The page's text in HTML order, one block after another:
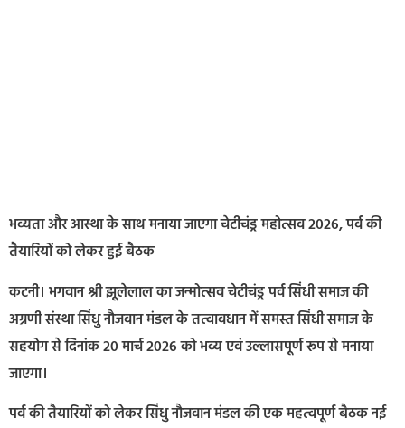
भव्यता और आस्था के साथ मनाया जाएगा चेटीचंड्र महोत्सव 2026, पर्व की
तैयारियों को लेकर हुई बैठक
कटनी। भगवान श्री झूलेलाल का जन्मोत्सव चेटीचंड्र पर्व सिंधी समाज की
अग्रणी संस्था सिंधु नौजवान मंडल के तत्वावधान में समस्त सिंधी समाज के
सहयोग से दिनांक 20 मार्च 2026 को भव्य एवं उल्लासपूर्ण रूप से मनाया
जाएगा।
पर्व की तैयारियों को लेकर सिंधु नौजवान मंडल की एक महत्वपूर्ण बैठक नई